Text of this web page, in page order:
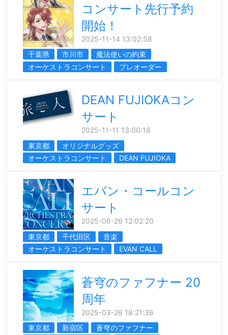
コンサート先行予約
開始！
2025-11-14 13:02:58
千葉県
市川市
魔法使いの約束
オーケストラコンサート
プレオーダー
DEAN FUJIOKAコン
サート
2025-11-11 13:00:18
東京都
オリジナルグッズ
オーケストラコンサート
DEAN FUJIOKA
エバン・コールコン
サート
2025-06-26 12:02:20
東京都
千代田区
音楽
オーケストラコンサート
EVAN CALL
蒼穹のファフナー 20
周年
2025-03-26 18:21:36
東京都
新宿区
蒼穹のファフナー